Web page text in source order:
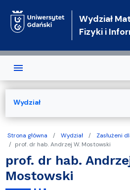
Wydział
Fizyki i
Strona główna Wydział
Zasłużeni
prof. dr hab. Andrzej W. Mostowski
prof. dr hab.
Mostowski
Wydział